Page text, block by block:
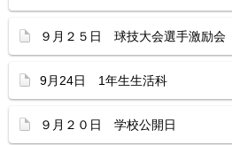
９月２５日 球技大会選手激励会
9月24日 1年生生活科
９月２０日 学校公開日